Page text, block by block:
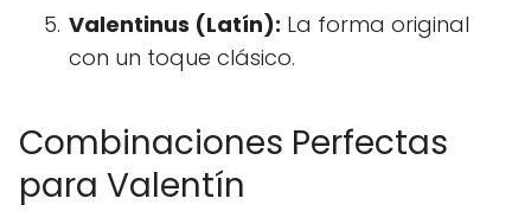
Valentinus (Latín): La forma original
con un toque clásico.
Combinaciones Perfectas
para Valentín